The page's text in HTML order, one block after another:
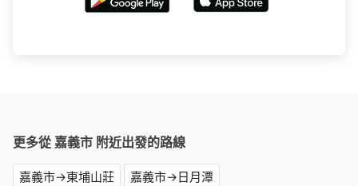
更多從 嘉義市 附近出發的路線
嘉義市→東埔山莊
嘉義市→日月潭